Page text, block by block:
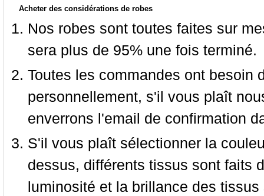
Acheter des considérations de robes
Nos robes sont toutes faites sur
sera plus de 95% une fois terminé.
Toutes les commandes ont besoin
personnellement, s'il vous plaît
enverrons l'email de confirmation
S'il vous plaît sélectionner la
dessus, différents tissus sont faits
luminosité et la brillance des